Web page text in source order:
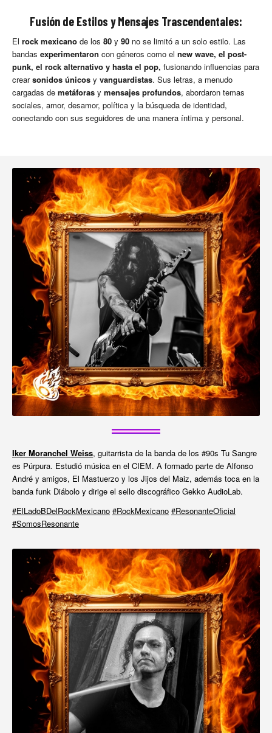
Fusión de Estilos y Mensajes Trascendentales:
El rock mexicano de los 80 y 90 no se limitó a un solo estilo. Las
bandas experimentaron con géneros como el new wave, el post-
punk, el rock alternativo y hasta el pop, fusionando influencias para
crearsonidos únicos y vanguardistas. Sus letras, a menudo
cargadas de metáforas y mensajes profundos, abordaron temas
sociales, amor, desamor, política y la búsqueda de identidad,
conectando con sus seguidores de una manera íntima y personal.
Iker Moranchel Weiss, guitarrista de la banda de los #90s Tu Sangre
es Púrpura. Estudió música en el CIEM. A formado parte de Alfonso
André y amigos, El Mastuerzo y los Jijos del Maiz, además toca en la
banda funk Diábolo y dirige el sello discográfico Gekko AudioLab.
#ElLadoBDelRockMexicano #RockMexicano #ResonanteOficial
#SomosResonante